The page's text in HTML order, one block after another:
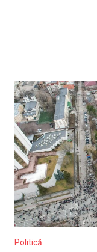
Politică